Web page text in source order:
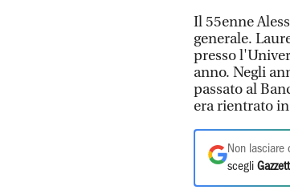
Il 55enne
generale.
presso
anno. Negli
passato al
era rientrato
Non lasciare
scegli